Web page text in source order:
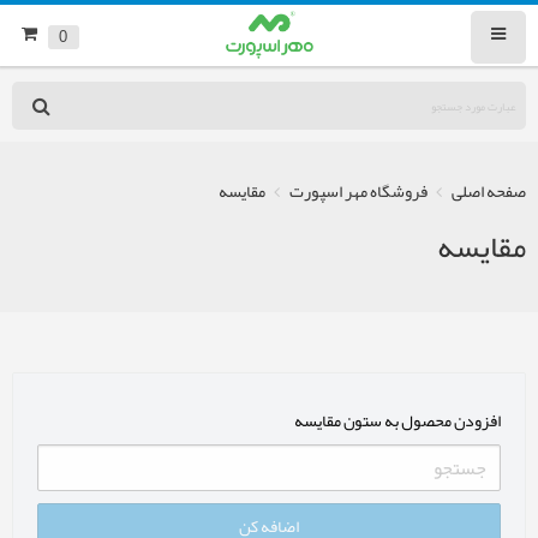
0
صفحه اصلی فروشگاه مهر اسپورت مقایسه
مقایسه
افزودن محصول به ستون مقایسه
اضافه کن